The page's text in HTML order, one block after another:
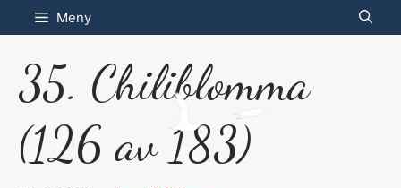
Hoppa
till
innehåll
Meny
35. Chiliblomma
(126 av 183)